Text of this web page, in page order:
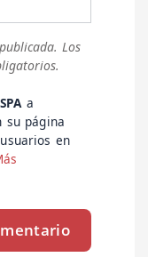
Los
a
su página
en